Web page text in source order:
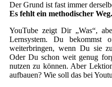
Der Grund ist fast immer
Es fehlt ein methodischer Weg.
YouTube zeigt Dir „Was“,
Lernsystem. Du
weiterbringen, wenn Du sie
Oder Du schon weit genug
nutzen zu können. Aber
aufbauen? Wie soll das bei